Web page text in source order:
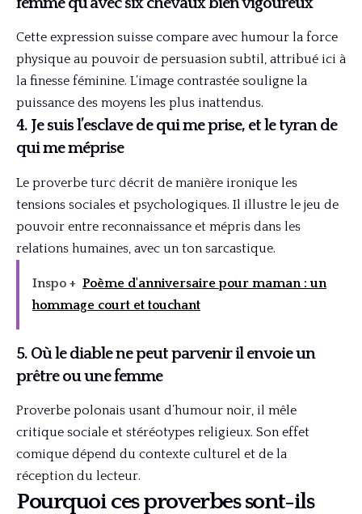
Cette expression suisse compare avec humour la force
physique au pouvoir de persuasion subtil, attribué ici à
la finesse féminine. L’image contrastée souligne la
puissance des moyens les plus inattendus.
4. Je suis l’esclave de qui me prise, et le tyran de
qui me méprise
Le proverbe turc décrit de manière ironique les
tensions sociales et psychologiques. Il illustre le jeu de
pouvoir entre reconnaissance et mépris dans les
relations humaines, avec un ton sarcastique.
Inspo + Poème d'anniversaire pour maman : un
hommage court et touchant
5. Où le diable ne peut parvenir il envoie un
prêtre ou une femme
Proverbe polonais usant d’humour noir, il mêle
critique sociale et stéréotypes religieux. Son effet
comique dépend du contexte culturel et de la
réception du lecteur.
Pourquoi ces proverbes sont-ils